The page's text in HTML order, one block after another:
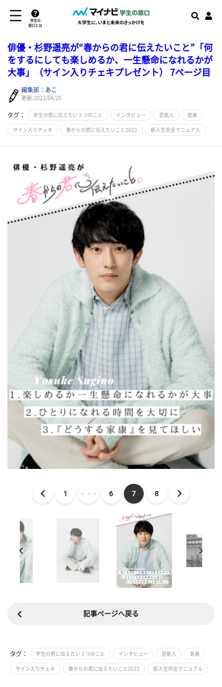
学生の
窓口とは
俳優・杉野遥亮が“春からの君に伝えたいこと”「何
をするにしても楽しめるか、一生懸命になれるかが
大事」（サイン入りチェキプレゼント） 7ページ目
編集部：あこ
更新:2023/04/20
タグ： 学生の君に伝えたい３つのこと インタビュー 芸能人 音楽
サイン入りチェキ 春からの君に伝えたいこと2023 新入生完全マニュアル
1 ・・・ 6 7 8
記事ページへ戻る
タグ： 学生の君に伝えたい３つのこと インタビュー 芸能人 音楽
サイン入りチェキ 春からの君に伝えたいこと2023 新入生完全マニュアル